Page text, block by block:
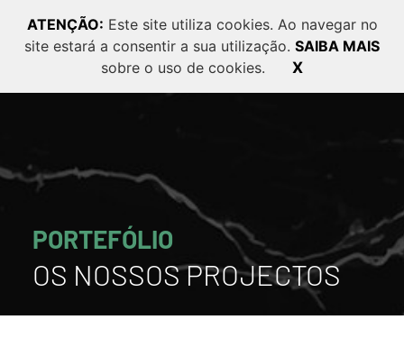
ATENÇÃO: Este site utiliza cookies. Ao navegar no
site estará a consentir a sua utilização. SAIBA MAIS
sobre o uso de cookies.
X
PT EN FR
PORTEFÓLIO
OS NOSSOS PROJECTOS